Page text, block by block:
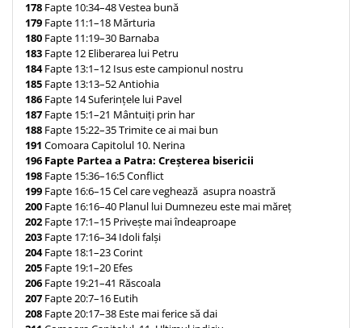
178 Fapte 10:34–48 Vestea bună
179 Fapte 11:1–18 Mărturia
180 Fapte 11:19–30 Barnaba
183 Fapte 12 Eliberarea lui Petru
184Fapte 13:1–12 Isus este campionul nostru
185 Fapte 13:13–52 Antiohia
186 Fapte 14 Suferințele lui Pavel
187 Fapte 15:1–21 Mântuiți prin har
188 Fapte 15:22–35 Trimite ce ai mai bun
191 Comoara Capitolul 10. Nerina
196 Fapte Partea a Patra: Creșterea bisericii
198 Fapte 15:36–16:5 Conflict
199 Fapte 16:6–15 Cel care veghează asupra noastră
200 Fapte 16:16–40 Planul lui Dumnezeu este mai măreț
202 Fapte 17:1–15 Privește mai îndeaproape
203 Fapte 17:16–34 Idoli falși
204Fapte 18:1–23 Corint
205 Fapte 19:1–20 Efes
206 Fapte 19:21–41 Răscoala
207 Fapte 20:7–16 Eutih
208 Fapte 20:17–38 Este mai ferice să dai